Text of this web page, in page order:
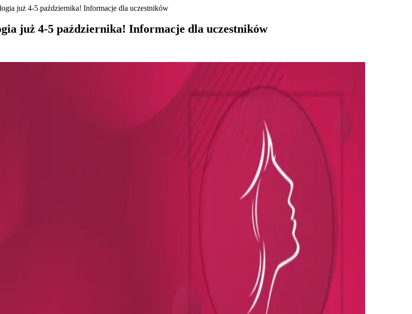
już 4-5 października! Informacje dla uczestników
już 4-5 października! Informacje dla uczestników